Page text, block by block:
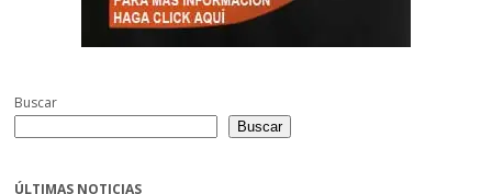
Buscar
Buscar
ÚLTIMAS NOTICIAS